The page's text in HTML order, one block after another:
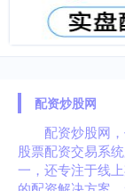
配资炒股网
配资炒股网
股票配资交易系
一，还专注于线